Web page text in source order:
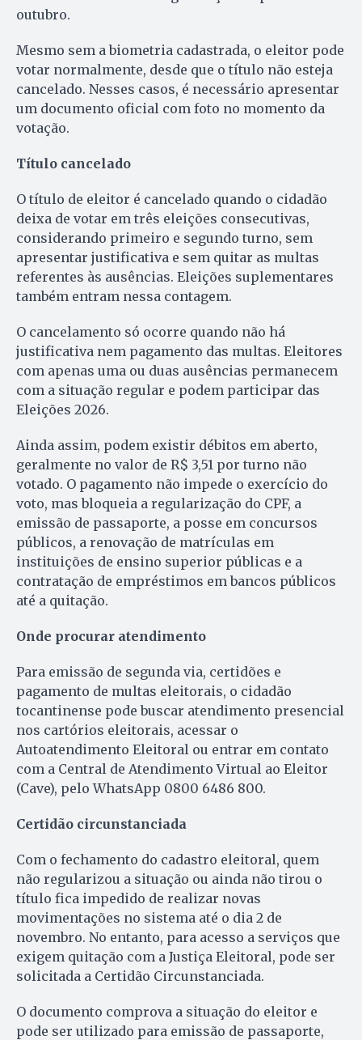
outubro.
Mesmo sem a biometria cadastrada, o eleitor pode
votar normalmente, desde que o título não esteja
cancelado. Nesses casos, é necessário apresentar
um documento oficial com foto no momento da
votação.
Título cancelado
O título de eleitor é cancelado quando o cidadão
deixa de votar em três eleições consecutivas,
considerando primeiro e segundo turno, sem
apresentar justificativa e sem quitar as multas
referentes às ausências. Eleições suplementares
também entram nessa contagem.
O cancelamento só ocorre quando não há
justificativa nem pagamento das multas. Eleitores
com apenas uma ou duas ausências permanecem
com a situação regular e podem participar das
Eleições 2026.
Ainda assim, podem existir débitos em aberto,
geralmente no valor de R$ 3,51 por turno não
votado. O pagamento não impede o exercício do
voto, mas bloqueia a regularização do CPF, a
emissão de passaporte, a posse em concursos
públicos, a renovação de matrículas em
instituições de ensino superior públicas e a
contratação de empréstimos em bancos públicos
até a quitação.
Onde procurar atendimento
Para emissão de segunda via, certidões e
pagamento de multas eleitorais, o cidadão
tocantinense pode buscar atendimento presencial
nos cartórios eleitorais, acessar o
Autoatendimento Eleitoral ou entrar em contato
com a Central de Atendimento Virtual ao Eleitor
(Cave), pelo WhatsApp 0800 6486 800.
Certidão circunstanciada
Com o fechamento do cadastro eleitoral, quem
não regularizou a situação ou ainda não tirou o
título fica impedido de realizar novas
movimentações no sistema até o dia 2 de
novembro. No entanto, para acesso a serviços que
exigem quitação com a Justiça Eleitoral, pode ser
solicitada a Certidão Circunstanciada.
O documento comprova a situação do eleitor e
pode ser utilizado para emissão de passaporte,